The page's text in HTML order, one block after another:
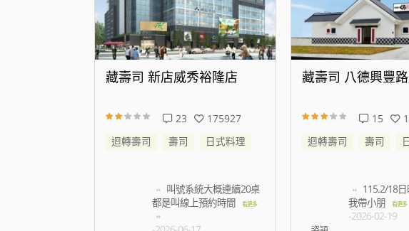
藏壽司 新店威秀裕隆店
23
175927
迴轉壽司
壽司 日式料理
叫號系統大概連續20桌
都是叫線上預約時間
看更多
藏壽司 八德興豐
15
迴轉壽司
壽司
115.2/18
我帶小朋
看更多
-2026-02-19